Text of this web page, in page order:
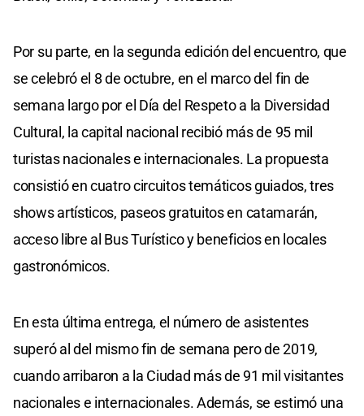
Por su parte, en la segunda edición del encuentro, que
se celebró el 8 de octubre, en el marco del fin de
semana largo por el Día del Respeto a la Diversidad
Cultural, la capital nacional recibió más de 95 mil
turistas nacionales e internacionales. La propuesta
consistió en cuatro circuitos temáticos guiados, tres
shows artísticos, paseos gratuitos en catamarán,
acceso libre al Bus Turístico y beneficios en locales
gastronómicos.
En esta última entrega, el número de asistentes
superó al del mismo fin de semana pero de 2019,
cuando arribaron a la Ciudad más de 91 mil visitantes
nacionales e internacionales. Además, se estimó una